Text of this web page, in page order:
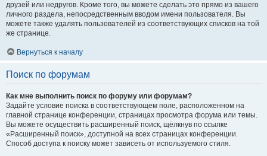
друзей или недругов. Кроме того, вы можете сделать это прямо из вашего
личного раздела, непосредственным вводом имени пользователя. Вы
можете также удалять пользователей из соответствующих списков на той
же странице.
Вернуться к началу
Поиск по форумам
Как мне выполнить поиск по форуму или форумам?
Задайте условие поиска в соответствующем поле, расположенном на
главной странице конференции, страницах просмотра форума или темы.
Вы можете осуществить расширенный поиск, щёлкнув по ссылке
«Расширенный поиск», доступной на всех страницах конференции.
Способ доступа к поиску может зависеть от используемого стиля.